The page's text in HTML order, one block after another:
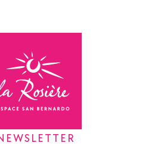
Torna alla home page